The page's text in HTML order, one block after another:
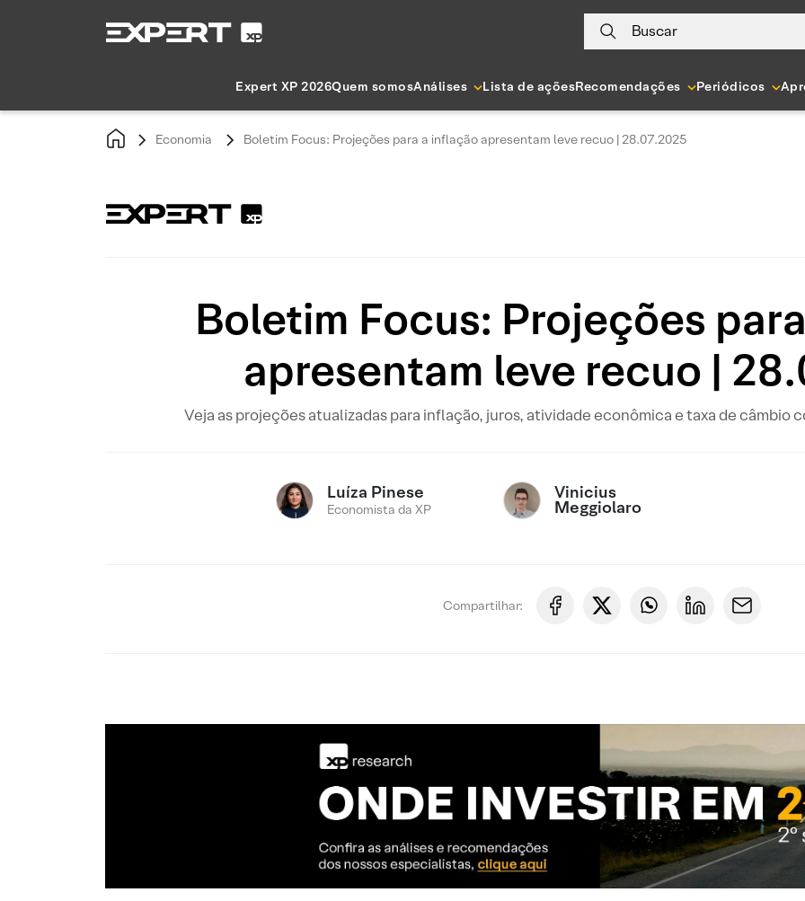
Buscar
Expert XP 2026Quem somosAnálises Lista de açõesRecomendações Periódicos
Economia Boletim Focus: Projeções para a inflação apresentam leve recuo | 28.07.2025
Boletim Focus: Projeções
apresentam leve recuo |
Veja as projeções atualizadas para inflação, juros, atividade econômica e taxa de câmbio
Luíza Pinese
Economista da XP
Vinicius
Meggiolaro
Compartilhar: